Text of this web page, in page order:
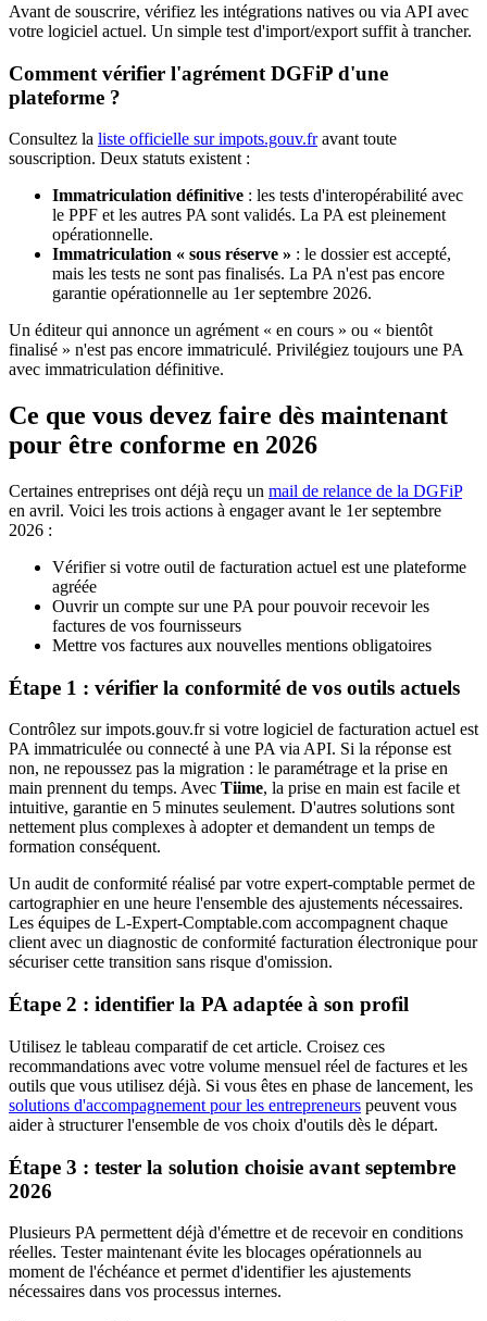
Avant de souscrire, vérifiez les intégrations natives ou via API avec
votre logiciel actuel. Un simple test d'import/export suffit à trancher.
Comment vérifier l'agrément DGFiP d'une
plateforme ?
Consultez la liste officielle sur impots.gouv.fravant toute
souscription. Deux statuts existent :
Immatriculation définitive : les tests d'interopérabilité avec
le PPF et les autres PA sont validés. La PA est pleinement
opérationnelle.
Immatriculation « sous réserve » : le dossier est accepté,
mais les tests ne sont pas finalisés. La PA n'est pas encore
garantie opérationnelle au 1er septembre 2026.
Un éditeur qui annonce un agrément « en cours » ou « bientôt
finalisé » n'est pas encore immatriculé. Privilégiez toujours une PA
avec immatriculation définitive.
Ce que vous devez faire dès maintenant
pour être conforme en 2026
Certaines entreprises ont déjà reçu un mail de relance de la DGFiP
en avril. Voici les trois actions à engager avant le 1er septembre
2026 :
Vérifier si votre outil de facturation actuel est une plateforme
agréée
Ouvrir un compte sur une PA pour pouvoir recevoir les
factures de vos fournisseurs
Mettre vos factures aux nouvelles mentions obligatoires
Étape 1 : vérifier la conformité de vos outils actuels
Contrôlez sur impots.gouv.fr si votre logiciel de facturation actuel est
PA immatriculée ou connecté à une PA via API. Si la réponse est
non, ne repoussez pas la migration : le paramétrage et la prise en
main prennent du temps. Avec Tiime, la prise en main est facile et
intuitive, garantie en 5 minutes seulement. D'autres solutions sont
nettement plus complexes à adopter et demandent un temps de
formation conséquent.
Un audit de conformité réalisé par votre expert-comptable permet de
cartographier en une heure l'ensemble des ajustements nécessaires.
Les équipes de L-Expert-Comptable.com accompagnent chaque
client avec un diagnostic de conformité facturation électronique pour
sécuriser cette transition sans risque d'omission.
Étape 2 : identifier la PA adaptée à son profil
Utilisez le tableau comparatif de cet article. Croisez ces
recommandations avec votre volume mensuel réel de factures et les
outils que vous utilisez déjà. Si vous êtes en phase de lancement, les
solutions d'accompagnement pour les entrepreneurs peuvent vous
aider à structurer l'ensemble de vos choix d'outils dès le départ.
Étape 3 : tester la solution choisie avant septembre
2026
Plusieurs PA permettent déjà d'émettre et de recevoir en conditions
réelles. Tester maintenant évite les blocages opérationnels au
moment de l'échéance et permet d'identifier les ajustements
nécessaires dans vos processus internes.